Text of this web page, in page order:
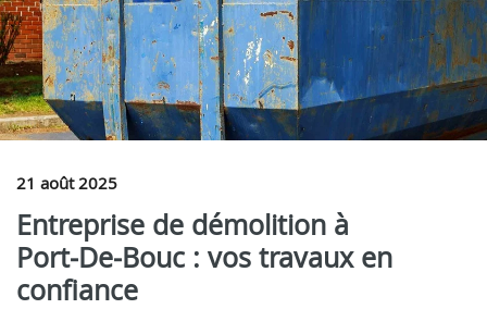
21 août 2025
Entreprise de démolition à
Port‑De‑Bouc : vos travaux en
confiance